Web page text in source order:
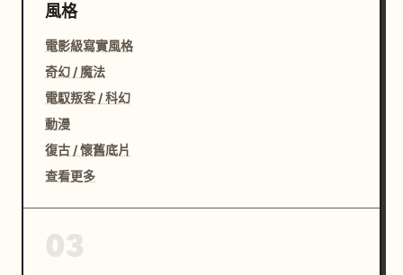
風格
電影級寫實風格
奇幻 / 魔法
電馭叛客 / 科幻
動漫
復古 / 懷舊底片
查看更多